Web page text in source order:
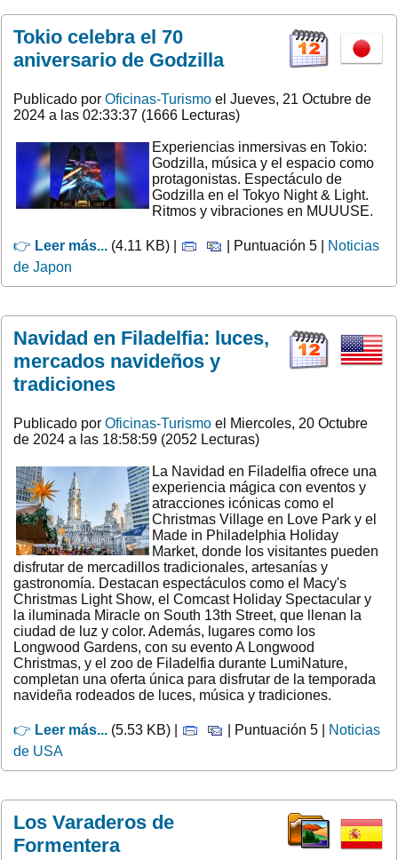
Tokio celebra el 70
aniversario de Godzilla
Publicado por Oficinas-Turismo el Jueves, 21 Octubre de
2024 a las 02:33:37 (1666 Lecturas)
Experiencias inmersivas en Tokio:
Godzilla, música y el espacio como
protagonistas. Espectáculo de
Godzilla en el Tokyo Night & Light.
Ritmos y vibraciones en MUUUSE.
👉 Leer más... (4.11 KB) | | Puntuación 5 |
Noticias
de Japon
Navidad en Filadelfia: luces,
mercados navideños y
tradiciones
Publicado por Oficinas-Turismo el Miercoles, 20 Octubre
de 2024 a las 18:58:59 (2052 Lecturas)
La Navidad en Filadelfia ofrece una
experiencia mágica con eventos y
atracciones icónicas como el
Christmas Village en Love Park y el
Made in Philadelphia Holiday
Market, donde los visitantes pueden
disfrutar de mercadillos tradicionales, artesanías y
gastronomía. Destacan espectáculos como el Macy's
Christmas Light Show, el Comcast Holiday Spectacular y
la iluminada Miracle on South 13th Street, que llenan la
ciudad de luz y color. Además, lugares como los
Longwood Gardens, con su evento A Longwood
Christmas, y el zoo de Filadelfia durante LumiNature,
completan una oferta única para disfrutar de la temporada
navideña rodeados de luces, música y tradiciones.
👉 Leer más... (5.53 KB) | | Puntuación 5 |
Noticias
de USA
Los Varaderos de
Formentera